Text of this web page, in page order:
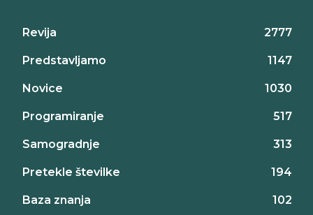
Revija 2777
Predstavljamo 1147
Novice 1030
Programiranje 517
Samogradnje 313
Pretekle številke 194
Baza znanja 102